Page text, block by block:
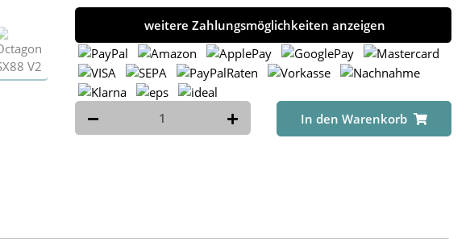
weitere Zahlungsmöglichkeiten anzeigen
In den Warenkorb